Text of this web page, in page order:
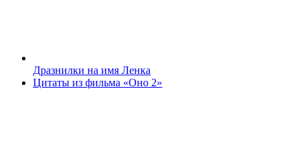
Дразнилки на имя Ленка
Цитаты из фильма «Оно 2»